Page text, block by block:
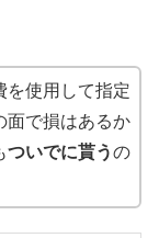
を使用して指定
面で損はあるか
ついでに貰うの